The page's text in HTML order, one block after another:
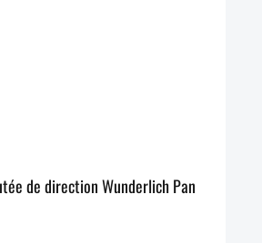
de direction Wunderlich Pan